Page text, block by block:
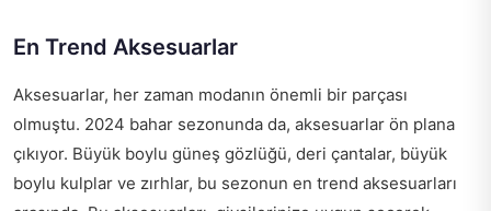
En Trend Aksesuarlar
Aksesuarlar, her zaman modanın önemli bir parçası
olmuştu. 2024 bahar sezonunda da, aksesuarlar ön plana
çıkıyor. Büyük boylu güneş gözlüğü, deri çantalar, büyük
boylu kulplar ve zırhlar, bu sezonun en trend aksesuarları